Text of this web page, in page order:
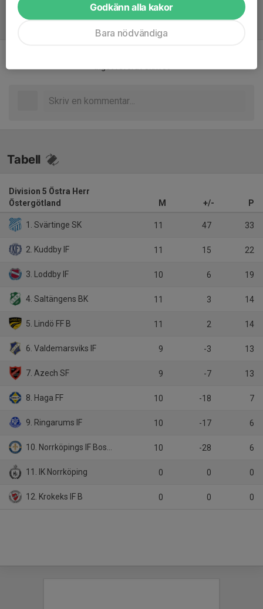
Inget referat skrivet
Tabell
Division 5 Östra Herr
Östergötland
M +/- P
1. Svärtinge SK 11 47 33
2. Kuddby IF 11 15 22
3. Loddby IF 10 6 19
4. Saltängens BK 11 3 14
5. Lindö FF B 11 2 14
6. Valdemarsviks IF 9 -3 13
7. Azech SF 9 -7 13
8. Haga FF 10 -18 7
9. Ringarums IF 10 -17 6
10. Norrköpings IF Bosna B 10 -28 6
11. IK Norrköping 0 0 0
12. Krokeks IF B 0 0 0
Godkänn alla kakor
Bara nödvändiga